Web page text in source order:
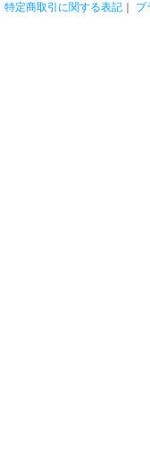
特定商取引に関する表記
プ